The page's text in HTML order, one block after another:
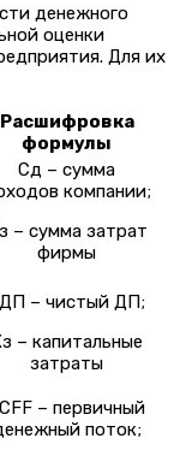
денежного
оценки
Для их
Расшифровка
формулы
Сд – сумма
компании;
– сумма затрат
фирмы
– чистый ДП;
– капитальные
затраты
– первичный
поток;